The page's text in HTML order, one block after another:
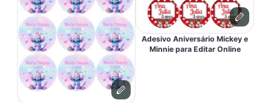
Adesivo Aniversário Mickey e
Minnie para Editar Online